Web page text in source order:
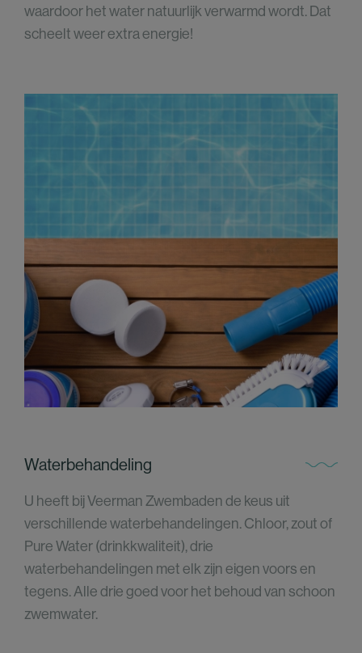
waardoor het water natuurlijk verwarmd wordt. Dat
scheelt weer extra energie!
Waterbehandeling
U heeft bij Veerman Zwembaden de keus uit
verschillende waterbehandelingen. Chloor, zout of
Pure Water (drinkkwaliteit), drie
waterbehandelingen met elk zijn eigen voors en
tegens. Alle drie goed voor het behoud van schoon
zwemwater.